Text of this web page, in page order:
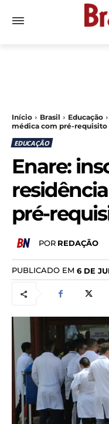
Início Brasil Educação
médica com pré-requisito
EDUCAÇÃO
Enare:
pré-
POR REDAÇÃO
PUBLICADO EM 6 DE